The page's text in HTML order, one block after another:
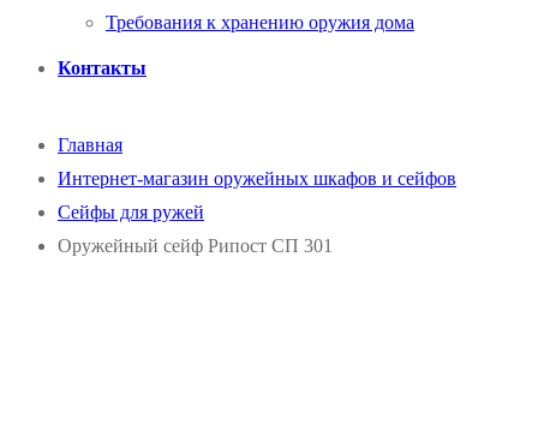
Требования к хранению оружия дома
Контакты
Главная
Интернет-магазин оружейных шкафов и сейфов
Сейфы для ружей
Оружейный сейф Рипост СП 301